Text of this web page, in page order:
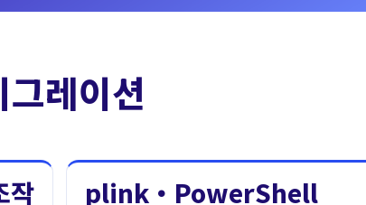
레이션
작 plink・PowerShell